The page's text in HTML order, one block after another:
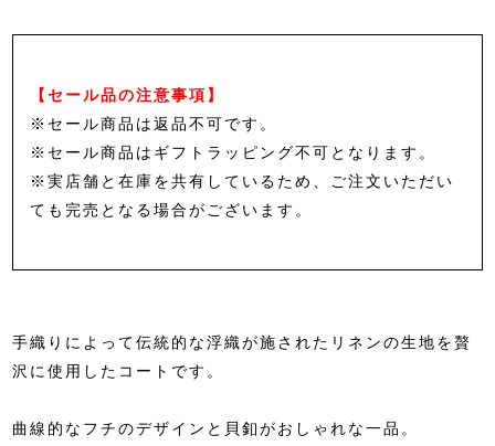
【セール品の注意事項】
※セール商品は返品不可です。
※セール商品はギフトラッピング不可となります。
※実店舗と在庫を共有しているため、ご注文いただい
ても完売となる場合がございます。
手織りによって伝統的な浮織が施されたリネンの生地を贅
沢に使用したコートです。
曲線的なフチのデザインと貝釦がおしゃれな一品。